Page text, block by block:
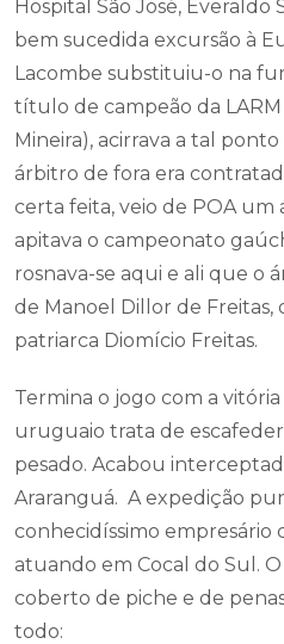
Hospital São José, Everaldo
bem sucedida excursão à
Lacombe substituiu-o na
título de campeão da
Mineira), acirrava a tal
árbitro de fora era
certa feita, veio de POA
apitava o campeonato
rosnava-se aqui e ali que o
de Manoel Dillor de Freitas,
patriarca Diomício Freitas.
Termina o jogo com a
uruguaio trata de
pesado. Acabou
Araranguá. A expedição
conhecidíssimo empresário
atuando em Cocal do Sul.
coberto de piche e de
todo: